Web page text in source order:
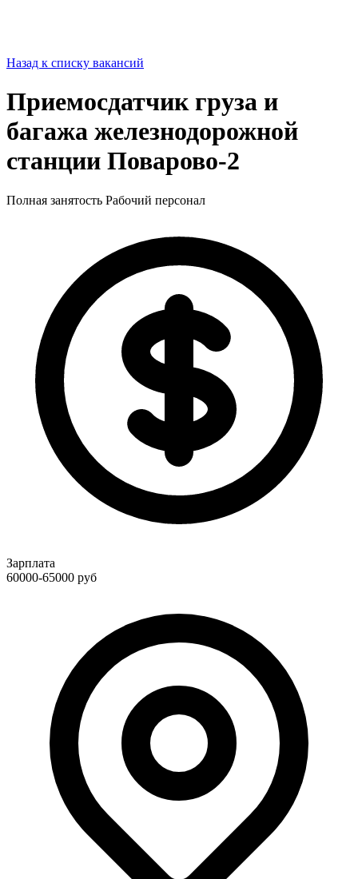
Назад к списку вакансий
Приемосдатчик груза и
багажа железнодорожной
станции Поварово-2
Полная занятость Рабочий персонал
Зарплата
60000-65000 руб